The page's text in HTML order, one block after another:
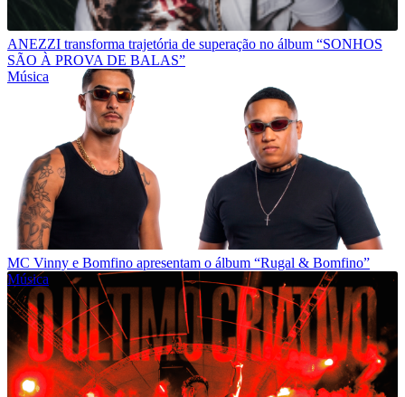
ANEZZI transforma trajetória de superação no álbum “SONHOS
SÃO À PROVA DE BALAS”
Música
MC Vinny e Bomfino apresentam o álbum “Rugal & Bomfino”
Música